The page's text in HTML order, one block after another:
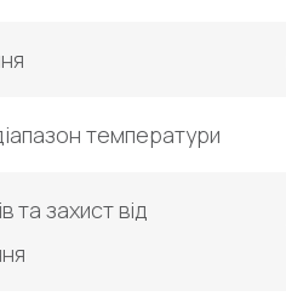
температури
та захист від